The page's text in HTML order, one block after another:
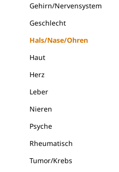
Gehirn/Nervensystem
Geschlecht
Hals/Nase/Ohren
Haut
Herz
Leber
Nieren
Psyche
Rheumatisch
Tumor/Krebs